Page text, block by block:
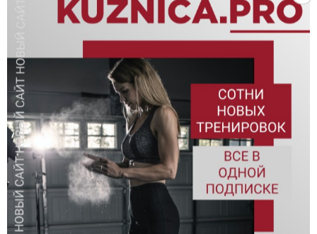
Death by...ЕМОМ каждую
- 3 строгих подтягивания (+1
повтор каждую минуту)
Старутем с 3 подтягиваний на
турнике, каждую новую минуту
прибавляем 1 повтор.
3392просмотров 30нравится
88 SINGLE
G
Death by - отжимания от
Death by...ЕМОМ каждую
повтор каждую минуту)
Стартуем с 10 отжиманий от
пола, каждую новую минуту
прибавляем 1 повтор.
2572 просмотров 13нравится
69 SINGLE
G
Сэндс (Sands)
Death by...
- 5 подносы ног к перекладине
(+1 каждую минуту)
- 5 метров ходьба на руках
Смерть от толчков гирь
Death by…с гирями!
Выполнять каждые 2 минуты:
- 10 взятий двух гирь на грудь с
виса 24/16кг